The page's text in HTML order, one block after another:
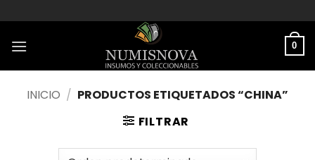
al
contenido
0
INICIO / PRODUCTOS ETIQUETADOS “CHINA”
FILTRAR